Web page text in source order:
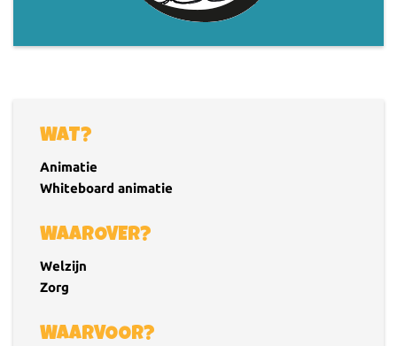
WAT?
Animatie
Whiteboard animatie
WAAROVER?
Welzijn
Zorg
WAARVOOR?